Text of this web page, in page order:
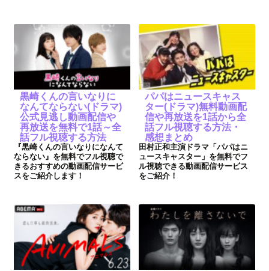
黒崎くんの言いなりに
なんてならない(ドラマ)
公式見逃し動画配信や
再放送を無料で1話～全
話フル視聴する方法
『黒崎くんの言いなりになんて
ならない』を無料でフル視聴で
きるおすすめの動画配信サービ
スをご紹介します！
パパはニュースキャス
ター(ドラマ)無料動画配
信や再放送を1話から全
話フル視聴する方法・
感想まとめ
田村正和主演ドラマ「パパはニ
ュースキャスター」を無料でフ
ル視聴できる動画配信サービス
をご紹介！